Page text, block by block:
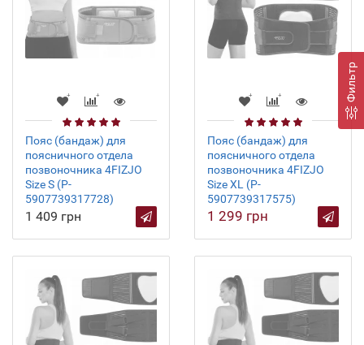
Фильтр
Пояс (бандаж) для
поясничного отдела
позвоночника 4FIZJO
Size S (P-
5907739317728)
1 409 грн
Пояс (бандаж) для
поясничного отдела
позвоночника 4FIZJO
Size XL (P-
5907739317575)
1 299 грн